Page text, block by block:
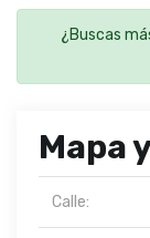
¿Buscas
Mapa
Calle: